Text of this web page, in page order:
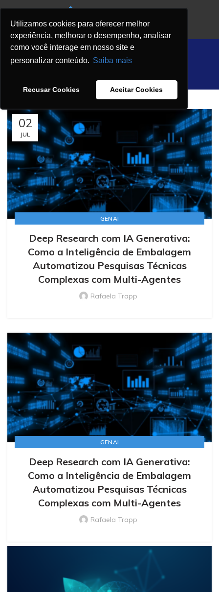
Utilizamos cookies para oferecer melhor
experiência, melhorar o desempenho, analisar
como você interage em nosso site e
personalizar conteúdo. Saiba mais
Recusar Cookies Aceitar Cookies
Newsroom
02
JUL
GENAI
Deep Research com IA Generativa:
Como a Inteligência de Embalagem
Automatizou Pesquisas Técnicas
Complexas com Multi-Agentes
Rafaela Trapp
GENAI
Deep Research com IA Generativa:
Como a Inteligência de Embalagem
Automatizou Pesquisas Técnicas
Complexas com Multi-Agentes
Rafaela Trapp